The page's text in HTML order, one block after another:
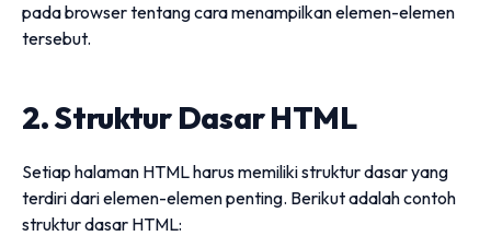
pada browser tentang cara menampilkan elemen-elemen
tersebut.
2. Struktur Dasar HTML
Setiap halaman HTML harus memiliki struktur dasar yang
terdiri dari elemen-elemen penting. Berikut adalah contoh
struktur dasar HTML: